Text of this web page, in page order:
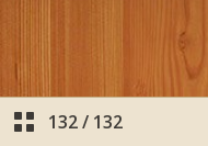
132/ 132